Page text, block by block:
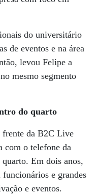
do universitário
de eventos e na área
levou Felipe a
mesmo segmento
do quarto
frente da B2C Live
com o telefone da
Em dois anos,
e grandes
e eventos.